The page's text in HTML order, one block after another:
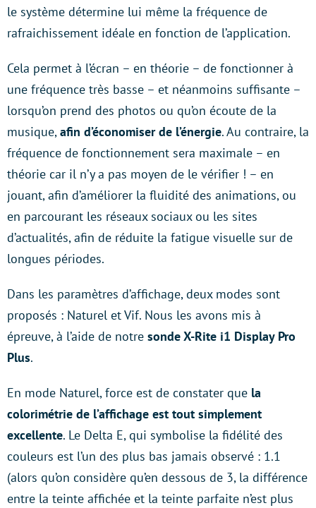
le système détermine lui même la fréquence de
rafraichissement idéale en fonction de l’application.
Cela permet à l’écran – en théorie – de fonctionner à
une fréquence très basse – et néanmoins suffisante –
lorsqu’on prend des photos ou qu’on écoute de la
musique,afin d’économiser de l’énergie. Au contraire, la
fréquence de fonctionnement sera maximale – en
théorie car il n’y a pas moyen de le vérifier ! – en
jouant, afin d’améliorer la fluidité des animations, ou
en parcourant les réseaux sociaux ou les sites
d’actualités, afin de réduite la fatigue visuelle sur de
longues périodes.
Dans les paramètres d’affichage, deux modes sont
proposés : Naturel et Vif. Nous les avons mis à
épreuve, à l’aide de notre sonde X-Rite i1 Display Pro
Plus.
En mode Naturel, force est de constater que la
colorimétrie de l’affichage est tout simplement
excellente. Le Delta E, qui symbolise la fidélité des
couleurs est l’un des plus bas jamais observé : 1.1
(alors qu’on considère qu’en dessous de 3, la différence
entre la teinte affichée et la teinte parfaite n’est plus